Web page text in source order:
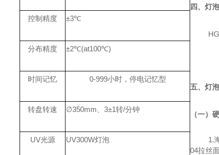
控制精度 ±3℃
分布精度 ±2℃(at100℃)
时间记忆 0-999小时，停电记忆型
转盘转速 ∅350mm、3±1转/分钟
UV光源 UV300W灯泡
四、灯
五、灯
（一）
1.
04拉丝